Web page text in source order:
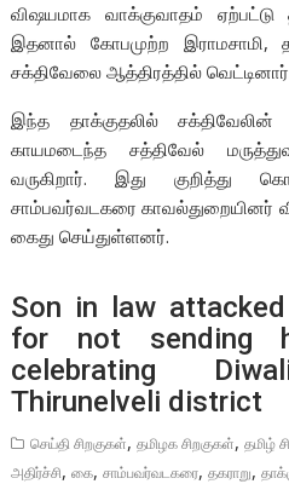
விஷயமாக வாக்குவாதம் ஏற்பட்டு
இதனால் கோபமுற்ற இராமசாமி,
சக்திவேலை ஆத்திரத்தில்
இந்த தாக்குதலில்
காயமடைந்த சத்திவேல்
வருகிறார். இது குறித்து
சாம்பவர்வடகரை காவல்துறையினர்
கைது செய்துள்ளனர்.
Son in law
for not sending
celebrating
Thirunelveli district
செய்தி சிறகுகள்,தமிழக சிறகுகள்,தமிழ்
அதிர்ச்சி,கை,சாம்பவர்வடகரை,தகராறு,